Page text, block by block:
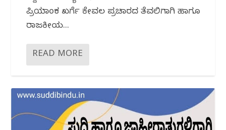
ಪ್ರಿಯಾಂಕ ಖರ್ಗೆ ಕೇವಲ ಪ್ರಚಾರದ ತೆವಲಿಗಾಗಿ ಹಾಗೂ
ರಾಜಕೀಯ...
READ MORE